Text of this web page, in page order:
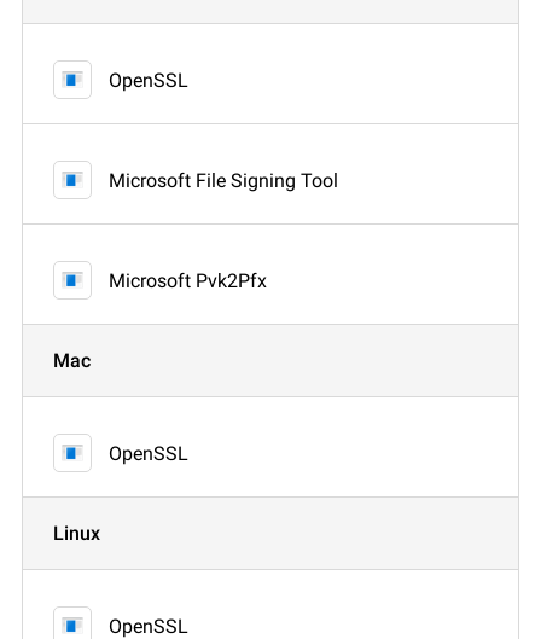
OpenSSL
Microsoft File Signing Tool
Microsoft Pvk2Pfx
Mac
OpenSSL
Linux
OpenSSL